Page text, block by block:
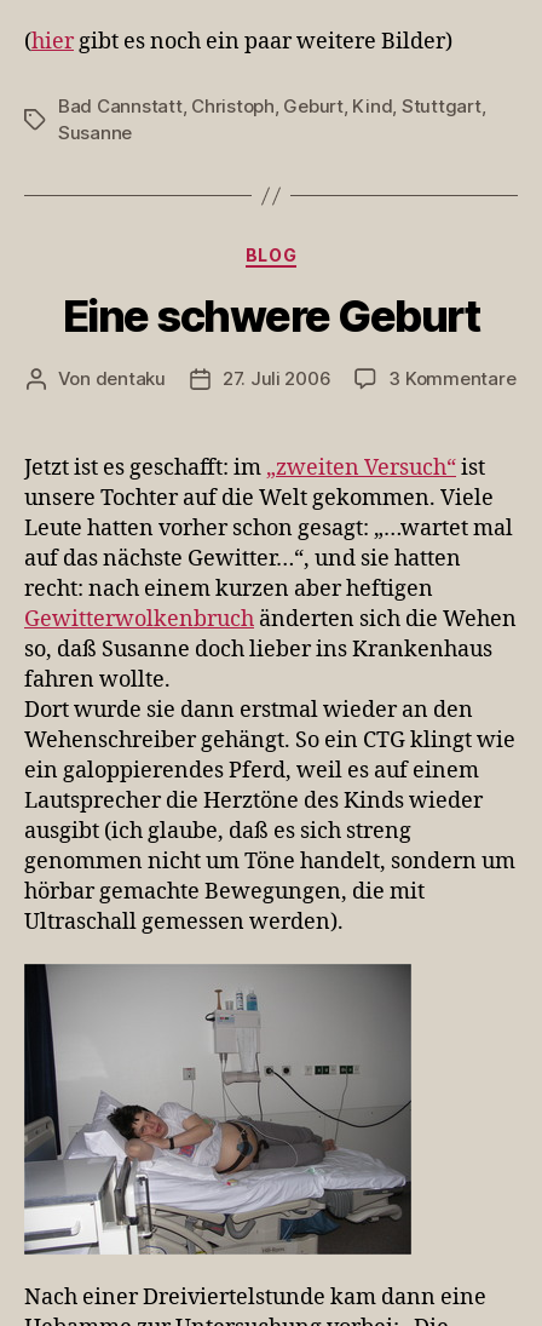
(hiergibt es noch ein paar weitere Bilder)
Schlagwörter
Bad Cannstatt, Christoph, Geburt, Kind, Stuttgart,
Susanne
Kategorien
BLOG
Eine schwere Geburt
Beitragsautor
Von dentaku Veröffentlichungsdatum
27. Juli 2006 3 Kommentarezu
Jetzt ist es geschafft: im „zweiten Versuch“ist
unsere Tochter auf die Welt gekommen. Viele
Leute hatten vorher schon gesagt: „…wartet mal
auf das nächste Gewitter…“, und sie hatten
recht: nach einem kurzen aber heftigen
Gewitterwolkenbruch änderten sich die Wehen
so, daß Susanne doch lieber ins Krankenhaus
fahren wollte.
Dort wurde sie dann erstmal wieder an den
Wehenschreiber gehängt. So ein CTG klingt wie
ein galoppierendes Pferd, weil es auf einem
Lautsprecher die Herztöne des Kinds wieder
ausgibt (ich glaube, daß es sich streng
genommen nicht um Töne handelt, sondern um
hörbar gemachte Bewegungen, die mit
Ultraschall gemessen werden).
Nach einer Dreiviertelstunde kam dann eine